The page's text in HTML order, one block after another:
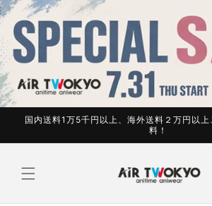
コンテ
ンツに
進む
国内送料1万5千円以上、海外送料２万円以
料！